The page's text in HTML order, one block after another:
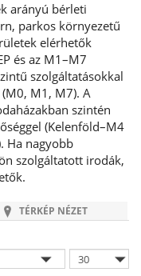
arányú bérleti
parkos környezetű
elérhetők
és az M1–M7
szolgáltatásokkal
M1, M7). A
szintén
(Kelenföld–M4
Ha nagyobb
szolgáltatott irodák,
TÉRKÉP NÉZET